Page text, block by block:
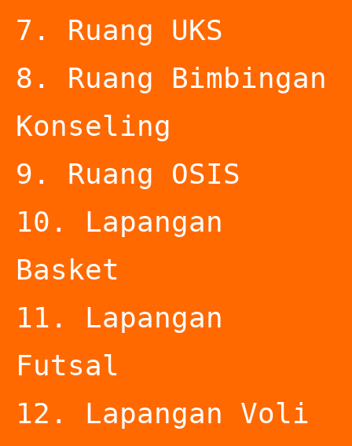
7. Ruang UKS
8. Ruang Bimbingan
Konseling
9. Ruang OSIS
10. Lapangan
Basket
11. Lapangan
Futsal
12. Lapangan Voli